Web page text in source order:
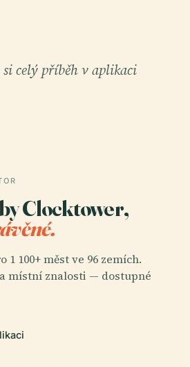
si celý příběh v aplikaci
Clocktower,
100+ měst ve 96 zemích.
místní znalosti — dostupné